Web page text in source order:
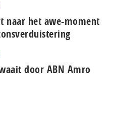
naar het awe-moment
door ABN Amro